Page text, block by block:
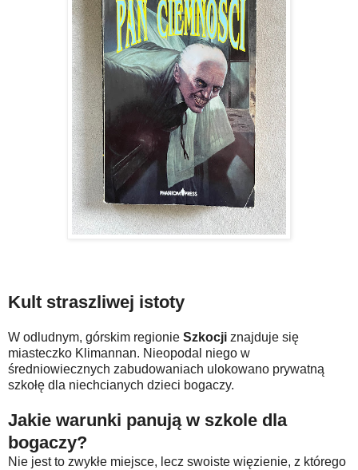
Kult straszliwej istoty
W odludnym, górskim regionie Szkocji znajduje się
miasteczko Klimannan. Nieopodal niego w
średniowiecznych zabudowaniach ulokowano prywatną
szkołę dla niechcianych dzieci bogaczy.
Jakie warunki panują w szkole dla
bogaczy?
Nie jest to zwykłe miejsce, lecz swoiste więzienie, z którego